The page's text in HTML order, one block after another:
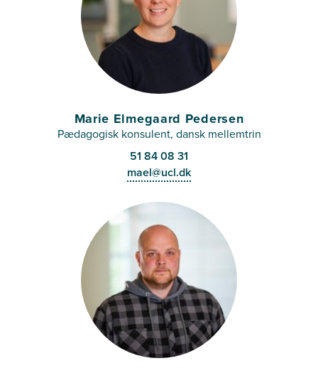
Marie Elmegaard Pedersen
Pædagogisk konsulent, dansk mellemtrin
51 84 08 31
mael@ucl.dk